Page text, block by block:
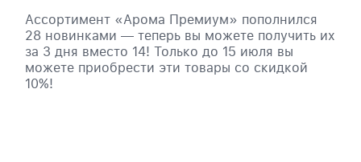
Ассортимент «Арома Премиум» пополнился
28 новинками — теперь вы можете получить их
за 3 дня вместо 14! Только до 15 июля вы
можете приобрести эти товары со скидкой
10%!